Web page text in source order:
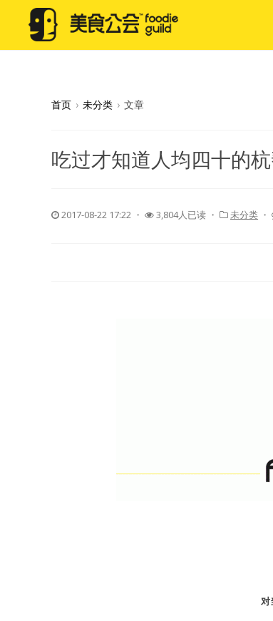
首页 › 未分类 › 文章
吃过才知道人均四十的
2017-08-22 17:22 ・ 3,804人已读 ・ 未分类 ・
对